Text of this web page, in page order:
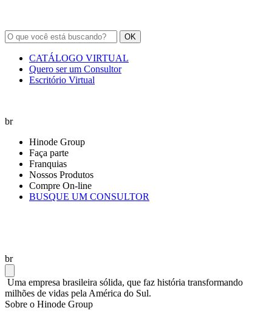
OK
CATÁLOGO VIRTUAL
Quero ser um Consultor
Escritório Virtual
br
Hinode Group
Faça parte
Franquias
Nossos Produtos
Compre On-line
BUSQUE UM CONSULTOR
br
Uma empresa brasileira sólida, que faz história transformando
milhões de vidas pela América do Sul.
Sobre o Hinode Group